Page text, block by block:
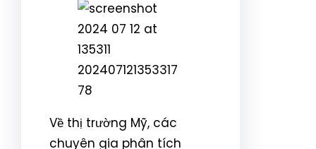
Về thị trường Mỹ, các
chuyên gia phân tích